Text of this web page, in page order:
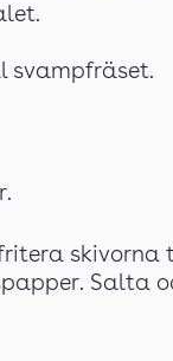
svampfräset.
Salta